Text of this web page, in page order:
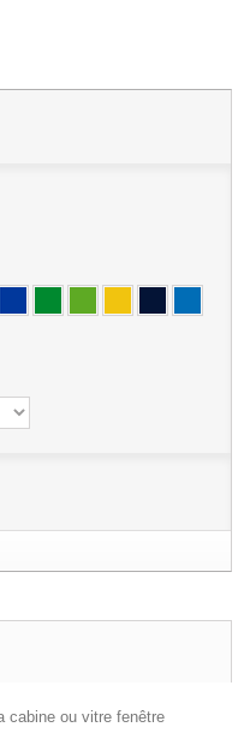
cabine ou vitre fenêtre